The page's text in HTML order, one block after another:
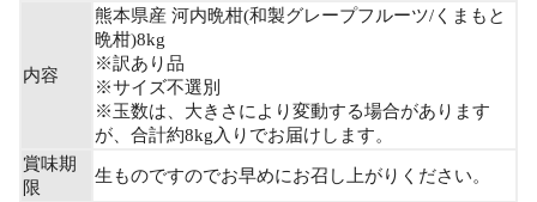
内容
熊本県産 河内晩柑(和製グレープフルーツ/くまもと
晩柑)8kg
※訳あり品
※サイズ不選別
※玉数は、大きさにより変動する場合があります
が、合計約8kg入りでお届けします。
賞味期
限
生ものですのでお早めにお召し上がりください。